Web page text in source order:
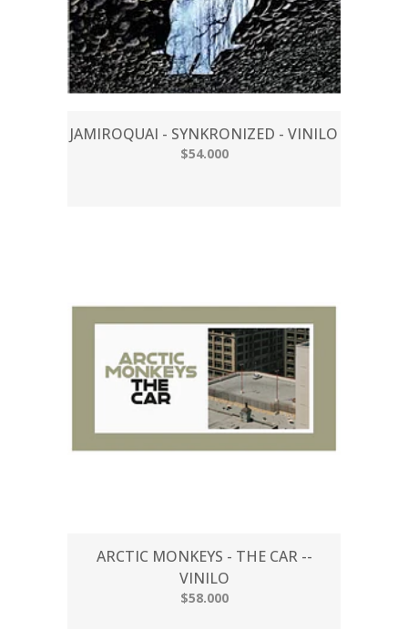
JAMIROQUAI - SYNKRONIZED - VINILO
$54.000
ARCTIC MONKEYS - THE CAR --
VINILO
$58.000